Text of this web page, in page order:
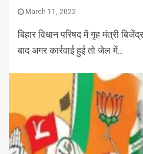
March 11, 2022
बिहार विधान परिषद में गृह मंत्री
बाद अगर कार्रवाई हुई तो जेल में...